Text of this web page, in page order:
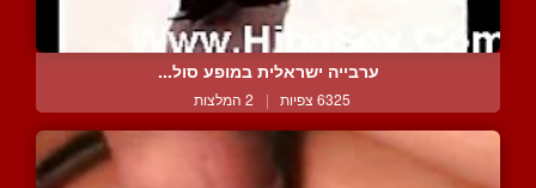
ערבייה ישראלית במופע סול...
6325 צפיות | 2 המלצות